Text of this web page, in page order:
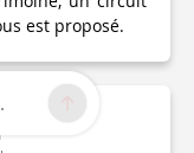
est proposé.